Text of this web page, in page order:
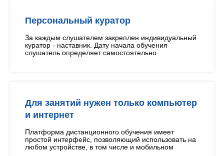
Персональный куратор
За каждым слушателем закреплен индивидуальный
куратор - наставник. Дату начала обучения
слушатель определяет самостоятельно
Для занятий нужен только компьютер
и интернет
Платформа дистанционного обучения имеет
простой интерфейс, позволяющий использовать на
любом устройстве, в том числе и мобильном